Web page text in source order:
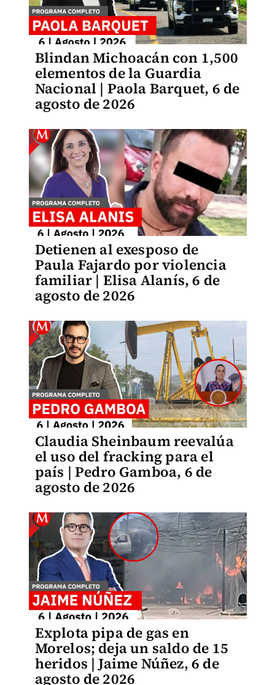
Blindan Michoacán con 1,500
elementos de la Guardia
Nacional | Paola Barquet, 6 de
agosto de 2026
Detienen al exesposo de
Paula Fajardo por violencia
familiar | Elisa Alanís, 6 de
agosto de 2026
Claudia Sheinbaum reevalúa
el uso del fracking para el
país | Pedro Gamboa, 6 de
agosto de 2026
Explota pipa de gas en
Morelos; deja un saldo de 15
heridos | Jaime Núñez, 6 de
agosto de 2026